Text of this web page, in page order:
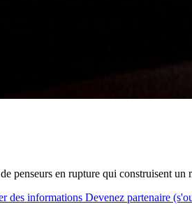
penseurs en rupture qui construisent un
des informations Devenez partenaire